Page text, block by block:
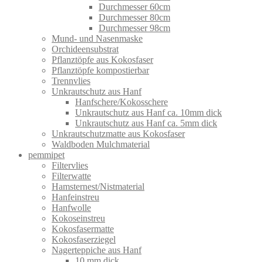
Durchmesser 60cm
Durchmesser 80cm
Durchmesser 98cm
Mund- und Nasenmaske
Orchideensubstrat
Pflanztöpfe aus Kokosfaser
Pflanztöpfe kompostierbar
Trennvlies
Unkrautschutz aus Hanf
Hanfschere/Kokosschere
Unkrautschutz aus Hanf ca. 10mm dick
Unkrautschutz aus Hanf ca. 5mm dick
Unkrautschutzmatte aus Kokosfaser
Waldboden Mulchmaterial
pemmipet
Filtervlies
Filterwatte
Hamsternest/Nistmaterial
Hanfeinstreu
Hanfwolle
Kokoseinstreu
Kokosfasermatte
Kokosfaserziegel
Nagerteppiche aus Hanf